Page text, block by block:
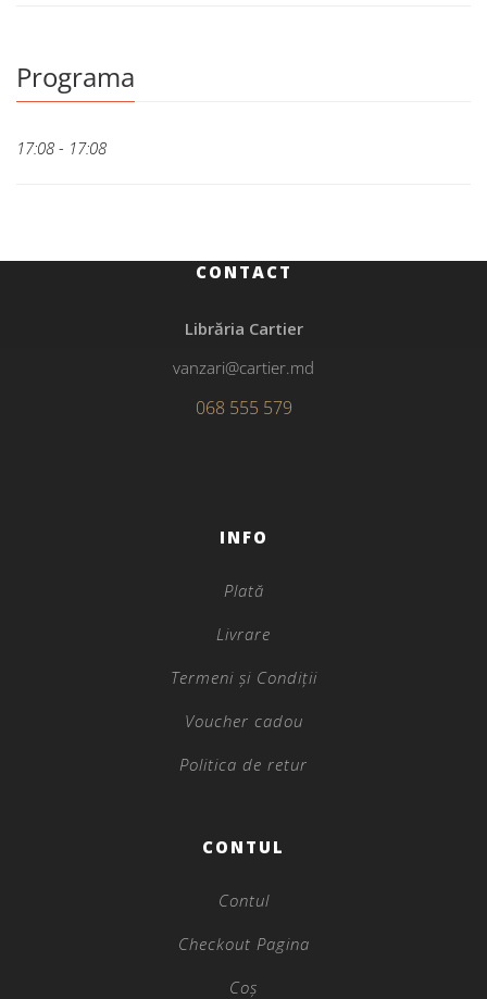
Programa
17:08 - 17:08
CONTACT
Librăria Cartier
vanzari@cartier.md
068 555 579
INFO
Plată
Livrare
Termeni și Condiții
Voucher cadou
Politica de retur
CONTUL
Contul
Checkout Pagina
Coș